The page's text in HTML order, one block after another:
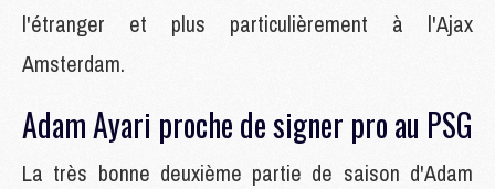
l'étranger et plus particulièrement à l'Ajax
Amsterdam.
Adam Ayari proche de signer pro au PSG
La très bonne deuxième partie de saison d'Adam